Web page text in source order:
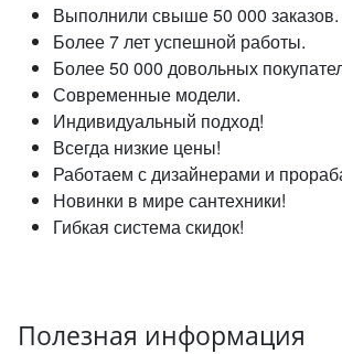
Выполнили свыше 50 000 заказов.
Более 7 лет успешной работы.
Более 50 000 довольных
Современные модели.
Индивидуальный подход!
Всегда низкие цены!
Работаем с дизайнерами и
Новинки в мире сантехники!
Гибкая система скидок!
Полезная информация